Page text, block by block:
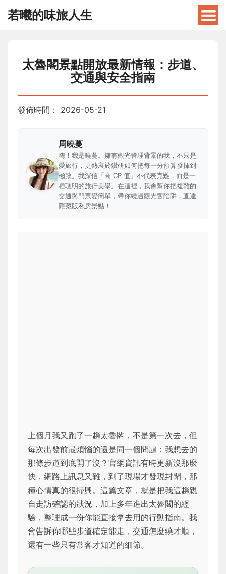
若曦的味旅人生
太魯閣景點開放最新情報：步道、
交通與安全指南
發佈時間： 2026-05-21
周曉蔓
嗨！我是曉蔓。擁有觀光管理背景的我，不只是
愛旅行，更熱衷於鑽研如何把每一分預算發揮到
極致。我深信「高 CP 值」不代表克難，而是一
種聰明的旅行美學。在這裡，我會幫你把複雜的
交通與門票變簡單，帶你繞過觀光客陷阱，直達
隱藏版私房景點！
上個月我又跑了一趟太魯閣，不是第一次去，但
每次出發前最煩惱的還是同一個問題：我想去的
那條步道到底開了沒？官網資訊有時更新沒那麼
快，網路上訊息又雜，到了現場才發現封閉，那
種心情真的很掃興。這篇文章，就是把我這趟親
自走訪確認的狀況，加上多年進出太魯閣的經
驗，整理成一份你能直接拿去用的行動指南。我
會告訴你哪些步道確定能走，交通怎麼繞才順，
還有一些只有常客才知道的細節。